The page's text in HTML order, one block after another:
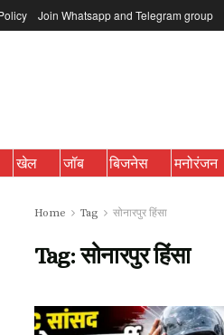
Join Whatsapp and Telegram group
खेल जॉब बिजनेस मनोरंजन
Home Tag सोनारपुर हिंसा
Tag:सोनारपुर हिंसा